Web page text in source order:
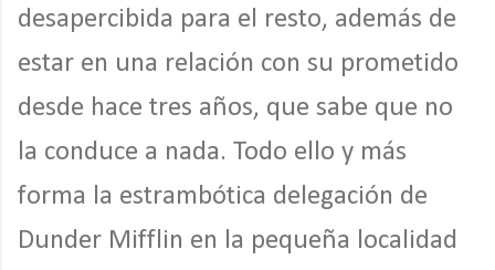
desapercibida para el resto, además de
estar en una relación con su prometido
desde hace tres años, que sabe que no
la conduce a nada. Todo ello y más
forma la estrambótica delegación de
Dunder Mifflin en la pequeña localidad